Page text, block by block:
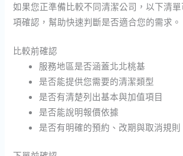
如果您正準備比較不同清潔公司，以下清
項確認，幫助快速判斷是否適合您的需求。
比較前確認
服務地區是否涵蓋北北桃基
是否能提供您需要的清潔類型
是否有清楚列出基本與加值項目
是否能說明報價依據
是否有明確的預約、改期與取消規則